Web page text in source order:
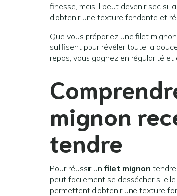
finesse, mais il peut devenir sec si
d’obtenir une texture fondante et
Que vous prépariez une filet
suffisent pour révéler toute la
repos, vous gagnez en régularité et
mignon
tendre
Pour réussir un filet mignon
peut facilement se dessécher si
permettent d’obtenir une texture